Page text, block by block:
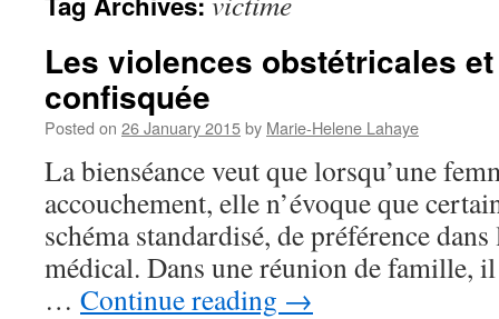
Les violences obstétricales
confisquée
Posted on 26 January 2015by Marie-Helene Lahaye
La bienséance veut que lorsqu’une
accouchement, elle n’évoque que
schéma standardisé, de préférence
médical. Dans une réunion de famille,
… Continue reading →